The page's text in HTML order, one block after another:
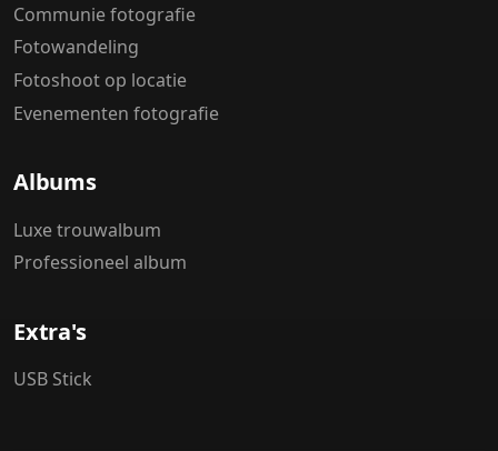
Communie fotografie
Fotowandeling
Fotoshoot op locatie
Evenementen fotografie
Albums
Luxe trouwalbum
Professioneel album
Extra's
USB Stick